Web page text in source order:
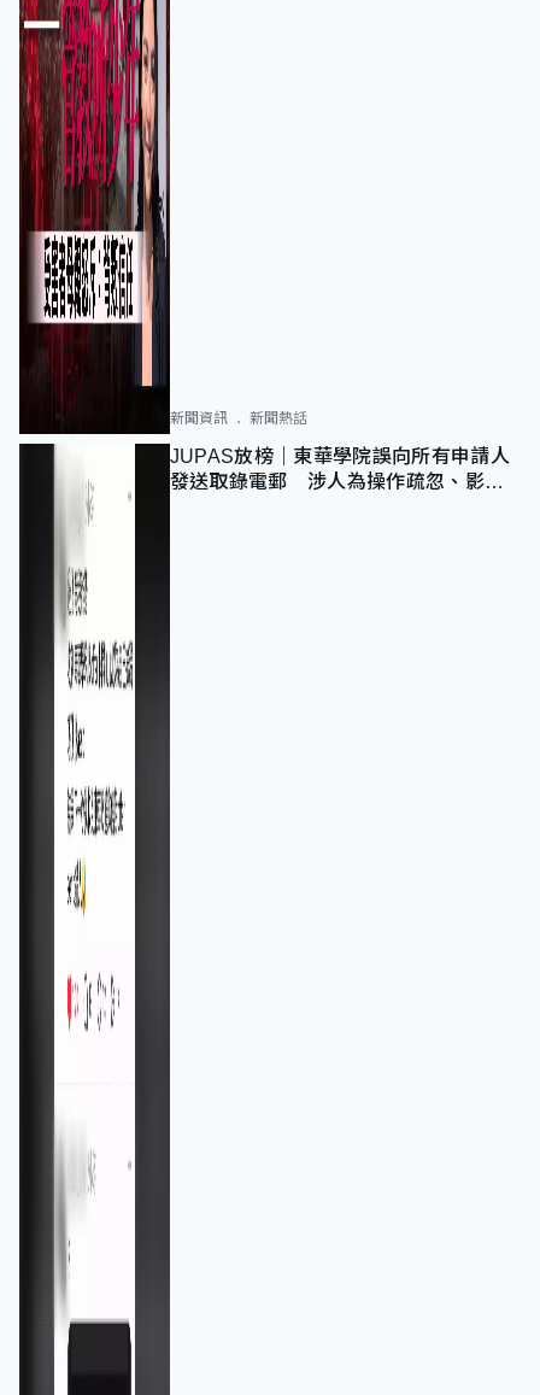
新聞資訊 新聞熱話
JUPAS放榜｜東華學院誤向所有申請人
發送取錄電郵 涉人為操作疏忽、影響